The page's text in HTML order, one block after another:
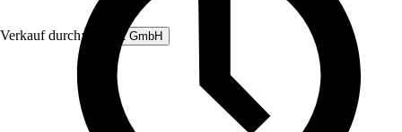
Verkauf durch: Rubart GmbH